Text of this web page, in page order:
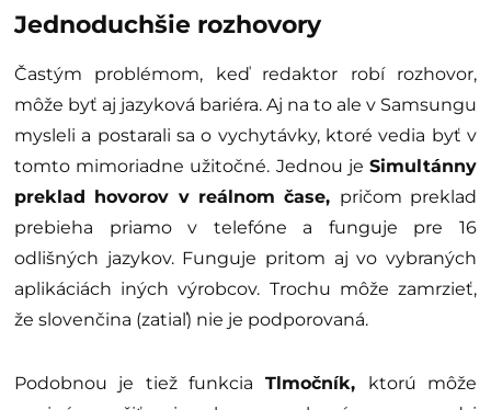
Jednoduchšie rozhovory
Častým problémom, keď redaktor robí rozhovor,
môže byť aj jazyková bariéra. Aj na to ale v Samsungu
mysleli a postarali sa o vychytávky, ktoré vedia byť v
tomto mimoriadne užitočné. Jednou je Simultánny
preklad hovorov v reálnom čase, pričom preklad
prebieha priamo v telefóne a funguje pre 16
odlišných jazykov. Funguje pritom aj vo vybraných
aplikáciách iných výrobcov. Trochu môže zamrzieť,
že slovenčina (zatiaľ) nie je podporovaná.
Podobnou je tiež funkcia Tlmočník, ktorú môže